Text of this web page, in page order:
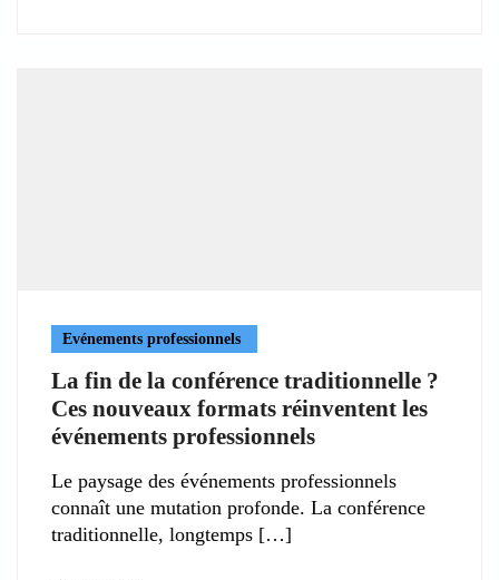
Evénements professionnels
La fin de la conférence traditionnelle ?
Ces nouveaux formats réinventent les
événements professionnels
Le paysage des événements professionnels
connaît une mutation profonde. La conférence
traditionnelle, longtemps